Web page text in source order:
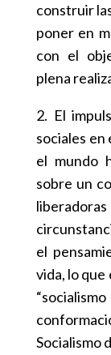
construir
poner en
con el
plena
2. El
sociales
el mundo
sobre un
el
vida, lo que
Socialismo